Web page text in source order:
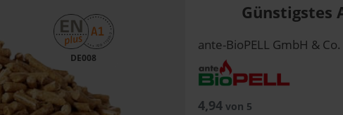
DE008
Günstigstes
ante-BioPELL GmbH & Co.
4,94von 5